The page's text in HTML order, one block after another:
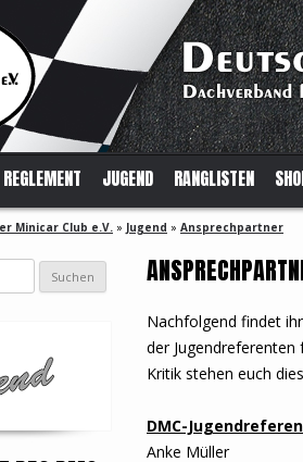
REGLEMENT JUGEND RANGLISTEN
Minicar Club e.V. » Jugend » Ansprechpartner
Nachfolgend findet
der Jugendreferenten
Kritik stehen euch
DMC-
Anke Müller